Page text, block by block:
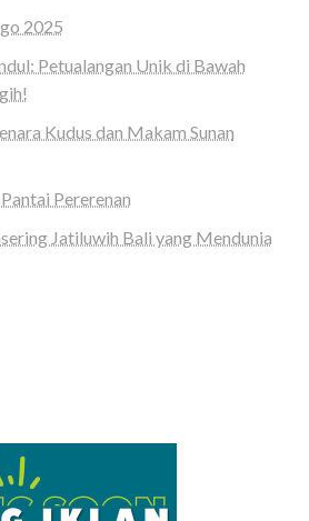
2025
Petualangan Unik di Bawah
Kudus dan Makam Sunan
Pererenan
Jatiluwih Bali yang Mendunia